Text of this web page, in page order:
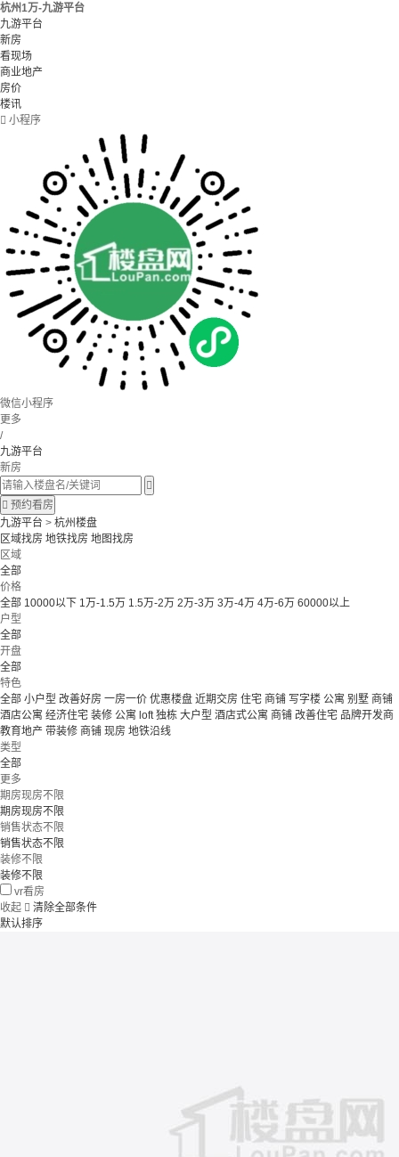
杭州1万-九游平台
九游平台
新房
看现场
商业地产
房价
楼讯
 小程序
微信小程序
更多
/
九游平台
新房

 预约看房
九游平台 > 杭州楼盘
区域找房 地铁找房 地图找房
区域
全部
价格
全部 10000以下 1万-1.5万 1.5万-2万 2万-3万 3万-4万 4万-6万 60000以上
户型
全部
开盘
全部
特色
全部 小户型 改善好房 一房一价 优惠楼盘 近期交房 住宅 商铺 写字楼 公寓 别墅 商铺
酒店公寓 经济住宅 装修 公寓 loft独栋 大户型 酒店式公寓 商铺 改善住宅 品牌开发商
教育地产 带装修 商铺 现房 地铁沿线
类型
全部
更多
期房现房不限
期房现房不限
销售状态不限
销售状态不限
装修不限
装修不限
vr看房
收起  清除全部条件
默认排序